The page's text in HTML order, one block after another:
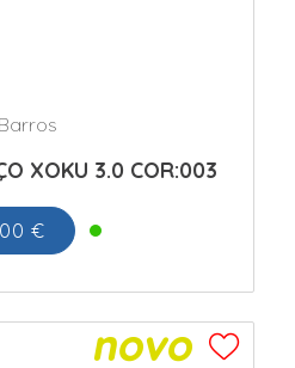
Barros
XOKU 3.0 COR:003
€